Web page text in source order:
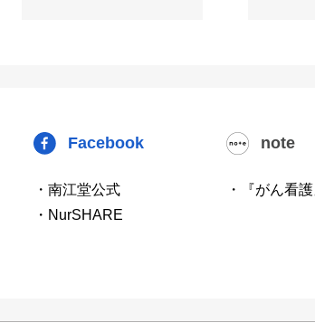
Facebook
・南江堂公式
・NurSHARE
note
・『がん看